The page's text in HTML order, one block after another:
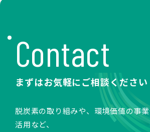
Contact
まずはお気軽にご相談ください
脱炭素の取り組みや、環境価値の事
活用など、